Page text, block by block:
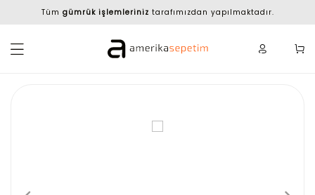
Tüm gümrük işlemleriniz tarafımızdan yapılmaktadır.